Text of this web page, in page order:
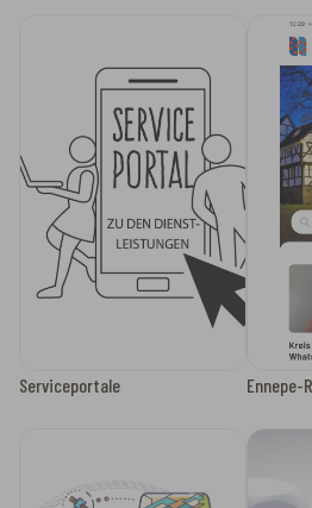
Serviceportale Ennepe-